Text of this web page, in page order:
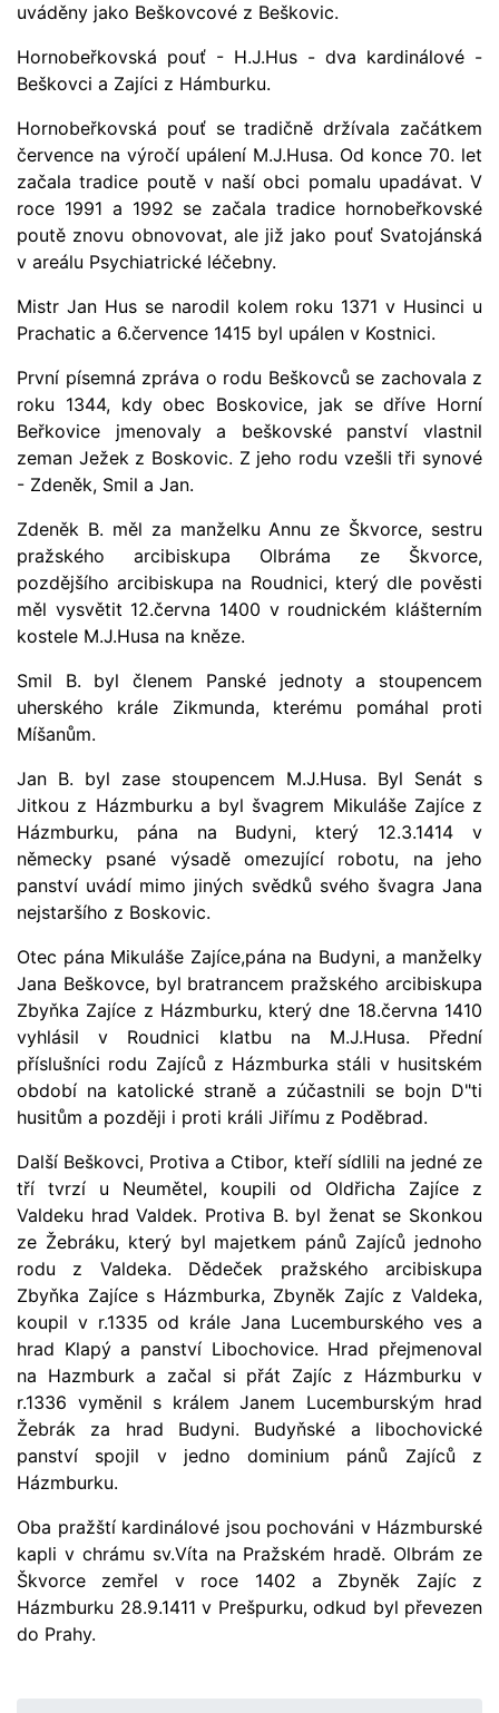
uváděny jako Beškovcové z Beškovic.
Hornobeřkovská pouť - H.J.Hus - dva kardinálové -
Beškovci a Zajíci z Hámburku.
Hornobeřkovská pouť se tradičně držívala začátkem
července na výročí upálení M.J.Husa. Od konce 70. let
začala tradice poutě v naší obci pomalu upadávat. V
roce 1991 a 1992 se začala tradice hornobeřkovské
poutě znovu obnovovat, ale již jako pouť Svatojánská
v areálu Psychiatrické léčebny.
Mistr Jan Hus se narodil kolem roku 1371 v Husinci u
Prachatic a 6.července 1415 byl upálen v Kostnici.
První písemná zpráva o rodu Beškovců se zachovala z
roku 1344, kdy obec Boskovice, jak se dříve Horní
Beřkovice jmenovaly a beškovské panství vlastnil
zeman Ježek z Boskovic. Z jeho rodu vzešli tři synové
- Zdeněk, Smil a Jan.
Zdeněk B. měl za manželku Annu ze Škvorce, sestru
pražského arcibiskupa Olbráma ze Škvorce,
pozdějšího arcibiskupa na Roudnici, který dle pověsti
měl vysvětit 12.června 1400 v roudnickém klášterním
kostele M.J.Husa na kněze.
Smil B. byl členem Panské jednoty a stoupencem
uherského krále Zikmunda, kterému pomáhal proti
Míšanům.
Jan B. byl zase stoupencem M.J.Husa. Byl Senát s
Jitkou z Házmburku a byl švagrem Mikuláše Zajíce z
Házmburku, pána na Budyni, který 12.3.1414 v
německy psané výsadě omezující robotu, na jeho
panství uvádí mimo jiných svědků svého švagra Jana
nejstaršího z Boskovic.
Otec pána Mikuláše Zajíce,pána na Budyni, a manželky
Jana Beškovce, byl bratrancem pražského arcibiskupa
Zbyňka Zajíce z Házmburku, který dne 18.června 1410
vyhlásil v Roudnici klatbu na M.J.Husa. Přední
příslušníci rodu Zajíců z Házmburka stáli v husitském
období na katolické straně a zúčastnili se bojn D"ti
husitům a později i proti králi Jiřímu z Poděbrad.
Další Beškovci, Protiva a Ctibor, kteří sídlili na jedné ze
tří tvrzí u Neumětel, koupili od Oldřicha Zajíce z
Valdeku hrad Valdek. Protiva B. byl ženat se Skonkou
ze Žebráku, který byl majetkem pánů Zajíců jednoho
rodu z Valdeka. Dědeček pražského arcibiskupa
Zbyňka Zajíce s Házmburka, Zbyněk Zajíc z Valdeka,
koupil v r.1335 od krále Jana Lucemburského ves a
hrad Klapý a panství Libochovice. Hrad přejmenoval
na Hazmburk a začal si přát Zajíc z Házmburku v
r.1336 vyměnil s králem Janem Lucemburským hrad
Žebrák za hrad Budyni. Budyňské a libochovické
panství spojil v jedno dominium pánů Zajíců z
Házmburku.
Oba pražští kardinálové jsou pochováni v Házmburské
kapli v chrámu sv.Víta na Pražském hradě. Olbrám ze
Škvorce zemřel v roce 1402 a Zbyněk Zajíc z
Házmburku 28.9.1411 v Prešpurku, odkud byl převezen
do Prahy.